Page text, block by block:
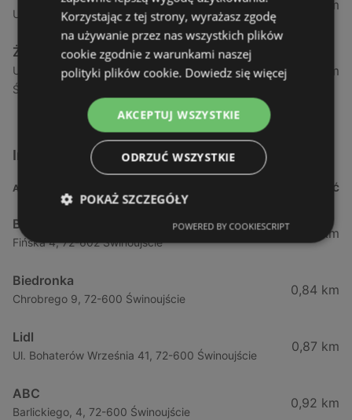
Ul. Armii Krajowej 12 / 1a, 72-600 Świnoujście
1,04 km
Żabka
Ul. Wybrzeże Wł. Iv 26/27 Lok. Lu, 72-600
Świnoujście
1,05 km
Inne sklepy Supermarkety w pobliżu
ADRES ODLEGŁOŚĆ
Biedronka
Fińska 4, 72-602 Świnoujście
0,23 km
Biedronka
Chrobrego 9, 72-600 Świnoujście
0,84 km
Lidl
Ul. Bohaterów Września 41, 72-600 Świnoujście
0,87 km
ABC
Barlickiego, 4, 72-600 Świnoujście
0,92 km
Korzystając z tej strony, wyrażasz zgodę
na używanie przez nas wszystkich plików
cookie zgodnie z warunkami naszej
polityki plików cookie. Dowiedz się więcej
AKCEPTUJ WSZYSTKIE
ODRZUĆ WSZYSTKIE
POKAŻ SZCZEGÓŁY
POWERED BY COOKIESCRIPT